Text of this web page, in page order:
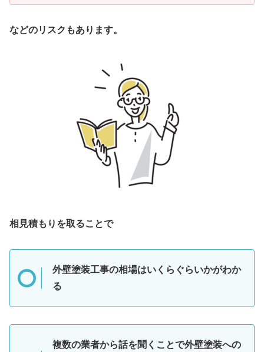
などのリスクもあります。
相見積もりを取ることで
外壁塗装工事の相場はいくらぐらいかがわか
る
複数の業者から話を聞くことで外壁塗装への